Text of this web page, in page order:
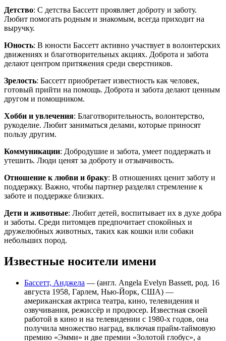
Детство: С детства Бассетт проявляет доброту и заботу.
Любит помогать родным и знакомым, всегда приходит на
выручку.
Юность: В юности Бассетт активно участвует в волонтерских
движениях и благотворительных акциях. Доброта и забота
делают центром притяжения среди сверстников.
Зрелость: Бассетт приобретает известность как человек,
готовый прийти на помощь. Доброта и забота делают ценным
другом и помощником.
Хобби и увлечения: Благотворительность, волонтерство,
рукоделие. Любит заниматься делами, которые приносят
пользу другим.
Коммуникации: Добродушие и забота, умеет поддержать и
утешить. Люди ценят за доброту и отзывчивость.
Отношение к любви и браку: В отношениях ценит заботу и
поддержку. Важно, чтобы партнер разделял стремление к
заботе и поддержке близких.
Дети и животные: Любит детей, воспитывает их в духе добра
и заботы. Среди питомцев предпочитает спокойных и
дружелюбных животных, таких как кошки или собаки
небольших пород.
Известные носители имени
Бассетт, Анджела — (англ. Angela Evelyn Bassett, род. 16
августа 1958, Гарлем, Нью-Йорк, США) —
американская актриса театра, кино, телевидения и
озвучивания, режиссёр и продюсер. Известная своей
работой в кино и на телевидении с 1980-х годов, она
получила множество наград, включая прайм-таймовую
премию «Эмми» и две премии «Золотой глобус», а